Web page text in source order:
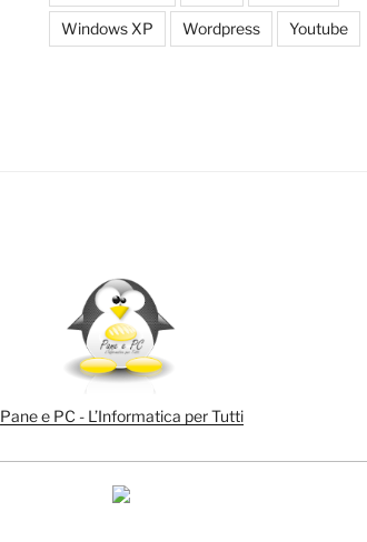
Windows XP Wordpress Youtube
Pane e PC - L’Informatica per Tutti